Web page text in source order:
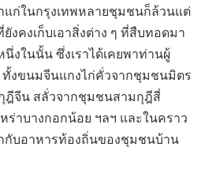
ก่ในกรุงเทพหลายชุมชนก็ล้วนแต่
คงเก็บเอาสิ่งต่าง ๆ ที่สืบทอดมา
นึ่งในนั้น ซึ่งเราได้เคยพาท่านผู้
งขนมจีนแกงไก่คั่วจากชุมชนมิตร
จีน สลั่วจากชุมชนสามกุฎีสี่
ร่าบางกอกน้อย ฯลฯ และในคราว
กับอาหารท้องถิ่นของชุมชนบ้าน